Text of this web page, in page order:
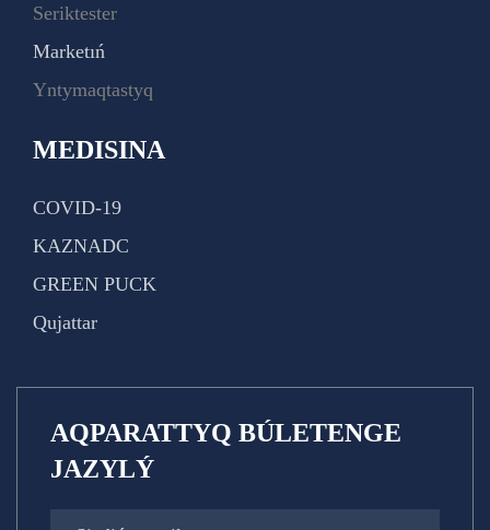
Seriktester
Marketıń
Yntymaqtastyq
MEDISINA
COVID-19
KAZNADC
GREEN PUCK
Qujattar
AQPARATTYQ BÚLETENGE
JAZYLÝ